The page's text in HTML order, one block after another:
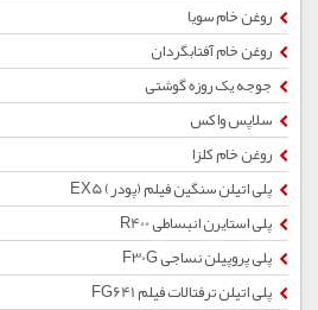
روغن خام سویا
روغن خام آفتابگردان
جوجه یک روزه گوشتی
سلاپس واکس
روغن خام کلزا
پلی اتیلن سنگین فیلم (پودر) EX5
پلی استایرن انبساطی R400
پلی پروپیلن نساجی F30G
پلی اتیلن ترفتالات فیلم FG641